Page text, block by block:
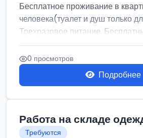
Бесплатное проживание в
человека(туалет и душ только
Трехразовое питание.
0 просмотров
Подробнее
Работа на складе
Требуются